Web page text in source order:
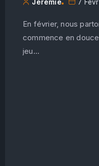
Jérémie 7
En février, nous
commence en
jeu...